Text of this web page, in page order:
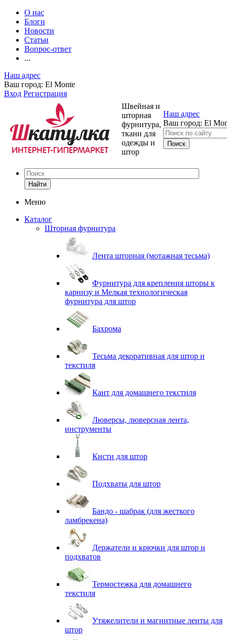
О нас
Блоги
Новости
Статьи
Вопрос-ответ
...
Наш адрес
Ваш город: El Monte
Вход Регистрация
Швейная и
шторная
фурнитура,
ткани для
одежды и
штор
Наш адрес
Ваш город: El
Найти
Меню
Каталог
Шторная фурнитура
Лента шторная (мотажная тесьма)
Фурнитура для крепления шторы к
карнизу и Мелкая технологическая
фурнитура для штор
Бахрома
Тесьма декоративная для штор и
текстиля
Кант для домашнего текстиля
Люверсы, люверсная лента,
инструменты
Кисти для штор
Подхваты для штор
Бандо - шабрак (для жесткого
ламбрекена)
Держатели и крючки для штор и
подхватов
Термостежка для домашнего
текстиля
Утяжелители и магнитные ленты для
штор